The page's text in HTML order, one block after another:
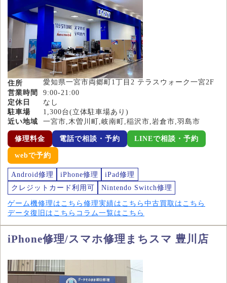
住所
愛知県一宮市両郷町1丁目2 テラスウォーク一宮2F
営業時間
9:00-21:00
定休日
なし
駐車場
1,300台(立体駐車場あり)
近い地域
一宮市,木曽川町,岐南町,稲沢市,岩倉市,羽島市
修理料金 電話で相談・予約 LINEで相談・予約
webで予約
Android修理 iPhone修理
iPad修理
クレジットカード利用可
Nintendo Switch修理
ゲーム機修理はこちら 修理実績はこちら 中古買取はこちら
データ復旧はこちら コラム一覧はこちら
iPhone修理/スマホ修理まちスマ 豊川店